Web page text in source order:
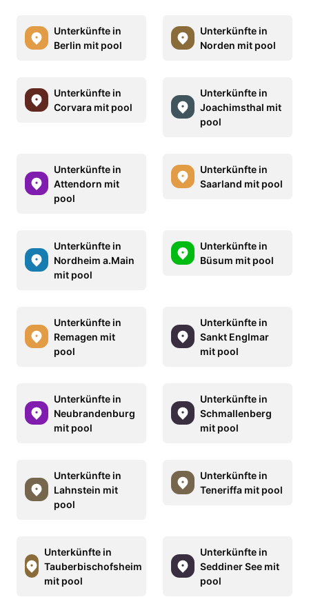
Unterkünfte in
Berlin mit pool
Unterkünfte in
Norden mit pool
Unterkünfte in
Corvara mit pool
Unterkünfte in
Joachimsthal mit
pool
Unterkünfte in
Attendorn mit
pool
Unterkünfte in
Saarland mit pool
Unterkünfte in
Nordheim a.Main
mit pool
Unterkünfte in
Büsum mit pool
Unterkünfte in
Remagen mit
pool
Unterkünfte in
Sankt Englmar
mit pool
Unterkünfte in
Neubrandenburg
mit pool
Unterkünfte in
Schmallenberg
mit pool
Unterkünfte in
Lahnstein mit
pool
Unterkünfte in
Teneriffa mit pool
Unterkünfte in
Tauberbischofsheim
mit pool
Unterkünfte in
Seddiner See mit
pool